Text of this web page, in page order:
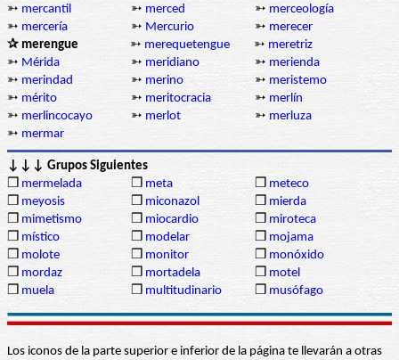
➳ mercantil ➳ merced ➳ merceología
➳ mercería ➳ Mercurio ➳ merecer
✰ merengue
➳ merequetengue ➳ meretriz
➳ Mérida ➳ meridiano ➳ merienda
➳ merindad ➳ merino ➳ meristemo
➳ mérito ➳ meritocracia ➳ merlín
➳ merlincocayo ➳ merlot ➳ merluza
➳ mermar
↓↓↓ Grupos Siguientes
❒ mermelada ❒ meta ❒ meteco
❒ meyosis ❒ miconazol ❒ mierda
❒ mimetismo ❒ miocardio ❒ miroteca
❒ místico ❒ modelar ❒ mojama
❒ molote ❒ monitor ❒ monóxido
❒ mordaz ❒ mortadela ❒ motel
❒ muela ❒ multitudinario ❒ musófago
Los iconos de la parte superior e inferior de la página te llevarán a otras